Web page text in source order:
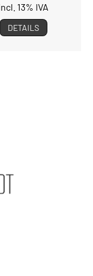
13% IVA
DETAILS